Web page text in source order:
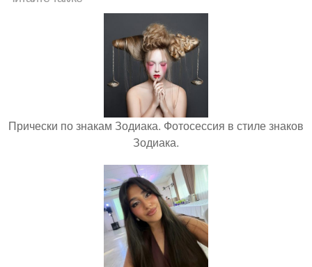
Прически по знакам Зодиака. Фотосессия в стиле знаков
Зодиака.